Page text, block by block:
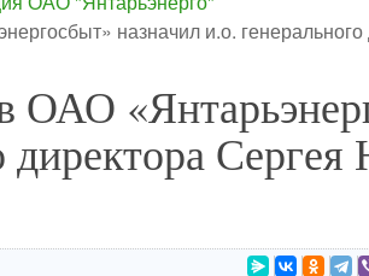
назначил и.о.
ОАО
директора